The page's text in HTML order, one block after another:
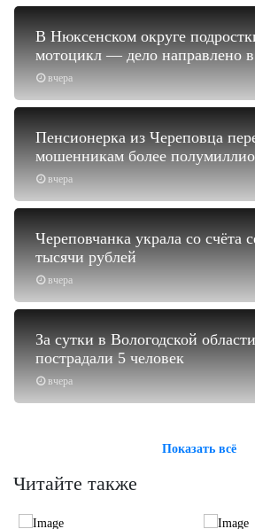
вчера
В Нюксенском округе
мотоцикл — дело направлено в
вчера
Пенсионерка из Череповца
мошенникам более
вчера
Череповчанка украла со счёта
тысячи рублей
вчера
За сутки в Вологодской
пострадали 5 человек
Показать всё
Читайте также